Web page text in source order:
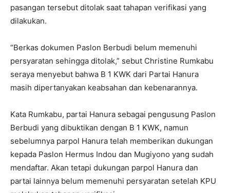
pasangan tersebut ditolak saat tahapan verifikasi yang
dilakukan.
“Berkas dokumen Paslon Berbudi belum memenuhi
persyaratan sehingga ditolak,” sebut Christine Rumkabu
seraya menyebut bahwa B 1 KWK dari Partai Hanura
masih dipertanyakan keabsahan dan kebenarannya.
Kata Rumkabu, partai Hanura sebagai pengusung Paslon
Berbudi yang dibuktikan dengan B 1 KWK, namun
sebelumnya parpol Hanura telah memberikan dukungan
kepada Paslon Hermus Indou dan Mugiyono yang sudah
mendaftar. Akan tetapi dukungan parpol Hanura dan
partai lainnya belum memenuhi persyaratan setelah KPU